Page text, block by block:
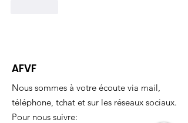
AFVF
Nous sommes à votre écoute via mail,
téléphone, tchat et sur les réseaux sociaux.
Pour nous suivre: